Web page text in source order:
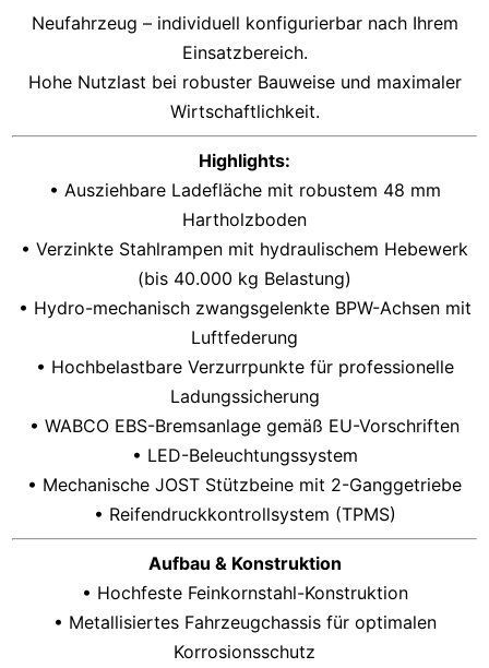
Neufahrzeug – individuell konfigurierbar nach Ihrem
Einsatzbereich.
Hohe Nutzlast bei robuster Bauweise und maximaler
Wirtschaftlichkeit.
Highlights:
• Ausziehbare Ladefläche mit robustem 48 mm
Hartholzboden
• Verzinkte Stahlrampen mit hydraulischem Hebewerk
(bis 40.000 kg Belastung)
• Hydro-mechanisch zwangsgelenkte BPW-Achsen mit
Luftfederung
• Hochbelastbare Verzurrpunkte für professionelle
Ladungssicherung
• WABCO EBS-Bremsanlage gemäß EU-Vorschriften
• LED-Beleuchtungssystem
• Mechanische JOST Stützbeine mit 2-Ganggetriebe
• Reifendruckkontrollsystem (TPMS)
Aufbau & Konstruktion
• Hochfeste Feinkornstahl-Konstruktion
• Metallisiertes Fahrzeugchassis für optimalen
Korrosionsschutz